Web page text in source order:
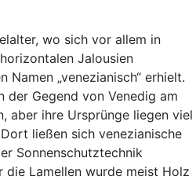
wo sich vor allem in
Jalousien
„venezianisch“ erhielt.
der Gegend von Venedig am
aber ihre Ursprünge liegen viel
ließen sich venezianische
Sonnenschutztechnik
die Lamellen wurde meist Holz